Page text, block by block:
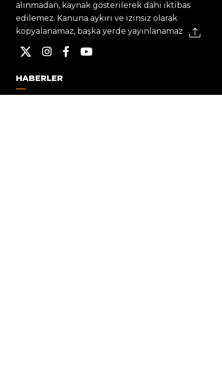
alınmadan, kaynak gösterilerek dahi iktibas
edilemez. Kanuna aykırı ve izinsiz olarak
kopyalanamaz, başka yerde yayınlanamaz.
HABERLER